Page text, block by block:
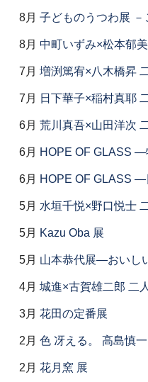
8月 子どものうつわ展
8月 中町いずみ×松本郁
7月 増渕篤宥×八木橋昇
7月 日下華子×稲村真耶
6月 荒川真吾×山田洋次
6月 HOPE OF GLASS
6月 HOPE OF GLASS
5月 水垣千悦×野口悦士
5月 Kazu Oba 展
5月 山本恭代展―おいし
4月 城進×古賀雄二郎 二
3月 花田の定番展
2月 色 冴える。 高島慎
2月 花月窯 展